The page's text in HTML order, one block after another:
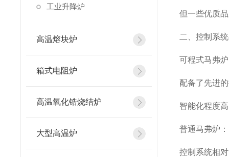
工业升降炉
高温熔块炉
箱式电阻炉
高温氧化锆烧结炉
大型高温炉
但一些优质
二、控制系
可程式马弗
配备了先进
智能化程度
普通马弗炉：
控制系统相